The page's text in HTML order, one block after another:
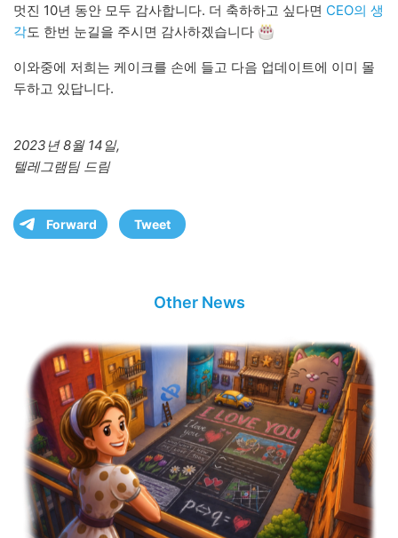
멋진 10년 동안 모두 감사합니다. 더 축하하고 싶다면 CEO의 생
각도 한번 눈길을 주시면 감사하겠습니다
이와중에 저희는 케이크를 손에 들고 다음 업데이트에 이미 몰
두하고 있답니다.
2023년 8월 14일,
텔레그램팀 드림
Forward Tweet
Other News